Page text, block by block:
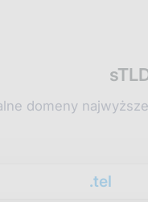
domeny
.tel